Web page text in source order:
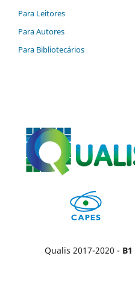
Para Leitores
Para Autores
Para Bibliotecários
Qualis 2017-2020 - B1